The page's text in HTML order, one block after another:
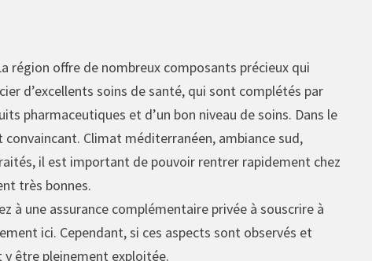
région offre de nombreux composants précieux qui
d’excellents soins de santé, qui sont complétés par
pharmaceutiques et d’un bon niveau de soins. Dans le
Climat méditerranéen, ambiance sud,
il est important de pouvoir rentrer rapidement chez
très bonnes.
à une assurance complémentaire privée à souscrire à
ici. Cependant, si ces aspects sont observés et
y être pleinement exploitée.